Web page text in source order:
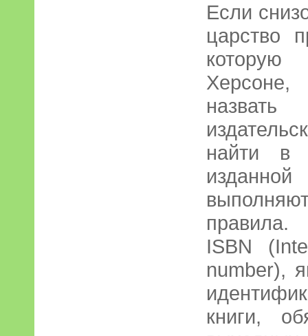
Если
царство
Херсоне,
найти в
правила.
ISBN
number),
книги,